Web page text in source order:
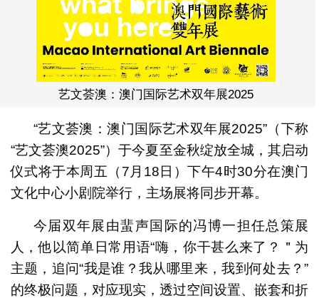
艺文荟澳：澳门国际艺术双年展2025
“艺文荟澳：澳门国际艺术双年展2025”（下称
“艺文荟澳2025”）于今夏至金秋绽放全城，其启动
仪式将于本周五（7月18日）下午4时30分在澳门
文化中心小剧院举行，主场展将同步开幕。
今届双年展由蜚声国际的冯博一担任总策展
人，他以简单日常用语“嗨，你干甚么来了？＂为
主题，追问“我是谁？我从哪里来，我到何处去？”
的终极问题，对应现实，透过空间设置、嵌套和折